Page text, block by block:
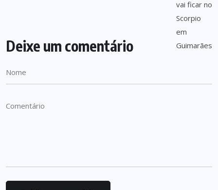
Deixe um comentário